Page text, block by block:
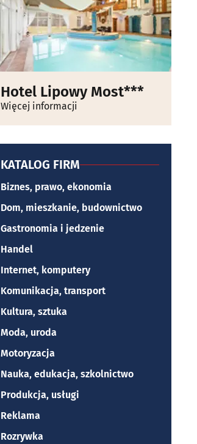
Hotel Lipowy Most***
Więcej informacji
KATALOG FIRM
Biznes, prawo, ekonomia
Dom, mieszkanie, budownictwo
Gastronomia i jedzenie
Handel
Internet, komputery
Komunikacja, transport
Kultura, sztuka
Moda, uroda
Motoryzacja
Nauka, edukacja, szkolnictwo
Produkcja, usługi
Reklama
Rozrywka